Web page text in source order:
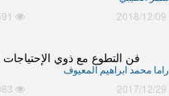
2018/12/09
فن التطوع مع ذوي الإحتياجات
راما محمد ابراهيم المعيوف
2017/12/29